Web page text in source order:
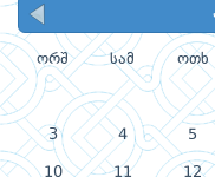
ორშ სამ ოთხ
3 4 5
10 11 12